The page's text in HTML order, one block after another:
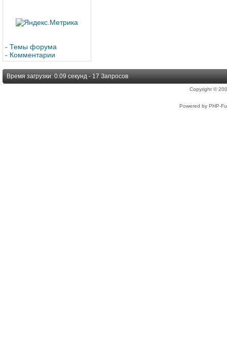
- Темы форума
- Комментарии
Время загрузки: 0.09 секунд - 17 Запросов
Copyright ©
Powered by PHP-